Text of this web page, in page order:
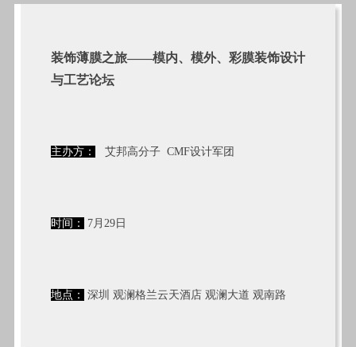
装饰薄膜之旅——模内、模外、彩膜装饰设计
与工艺论坛
主办方： 艾邦高分子 CMF设计军团
时间： 7月29日
地点： 深圳 观澜格兰云天酒店 观澜大道 观南路